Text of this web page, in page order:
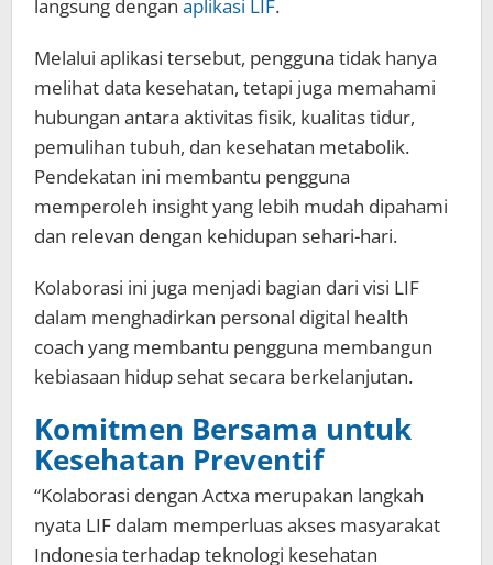
langsung dengan aplikasi LIF.
Melalui aplikasi tersebut, pengguna tidak hanya
melihat data kesehatan, tetapi juga memahami
hubungan antara aktivitas fisik, kualitas tidur,
pemulihan tubuh, dan kesehatan metabolik.
Pendekatan ini membantu pengguna
memperoleh insight yang lebih mudah dipahami
dan relevan dengan kehidupan sehari-hari.
Kolaborasi ini juga menjadi bagian dari visi LIF
dalam menghadirkan personal digital health
coach yang membantu pengguna membangun
kebiasaan hidup sehat secara berkelanjutan.
Komitmen Bersama untuk
Kesehatan Preventif
“Kolaborasi dengan Actxa merupakan langkah
nyata LIF dalam memperluas akses masyarakat
Indonesia terhadap teknologi kesehatan